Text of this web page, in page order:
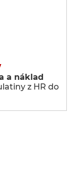
a náklad
z HR do